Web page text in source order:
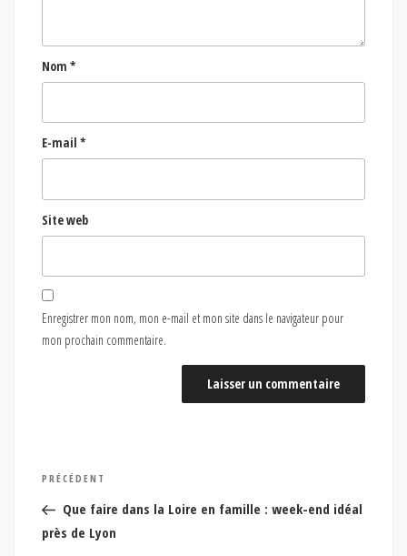
Nom *
E-mail *
Site web
Enregistrer mon nom, mon e-mail et mon site dans le navigateur pour
mon prochain commentaire.
Navigation
de
l’article
Article
précédent
PRÉCÉDENT
Que faire dans la Loire en famille : week-end idéal
près de Lyon